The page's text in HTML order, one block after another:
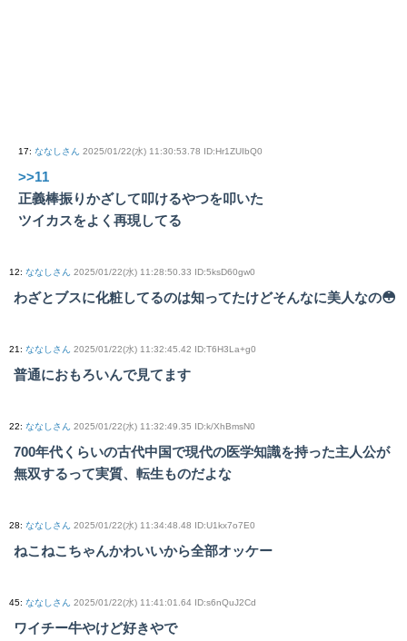
17: ななしさん 2025/01/22(水) 11:30:53.78 ID:Hr1ZUIbQ0
>>11
正義棒振りかざして叩けるやつを叩いた
ツイカスをよく再現してる
12: ななしさん 2025/01/22(水) 11:28:50.33 ID:5ksD60gw0
わざとブスに化粧してるのは知ってたけどそんなに美人なの😳
21: ななしさん 2025/01/22(水) 11:32:45.42 ID:T6H3La+g0
普通におもろいんで見てます
22: ななしさん 2025/01/22(水) 11:32:49.35 ID:k/XhBmsN0
700年代くらいの古代中国で現代の医学知識を持った主人公が
無双するって実質、転生ものだよな
28: ななしさん 2025/01/22(水) 11:34:48.48 ID:U1kx7o7E0
ねこねこちゃんかわいいから全部オッケー
45: ななしさん 2025/01/22(水) 11:41:01.64 ID:s6nQuJ2Cd
ワイチー牛やけど好きやで